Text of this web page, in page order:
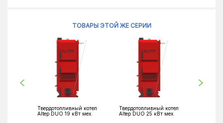
ТОВАРЫ ЭТОЙ ЖЕ СЕРИИ
Твердотопливный котел
Altep DUO 19 кВт мех.
Твердотопливный котел
Altep DUO 25 кВт мех.